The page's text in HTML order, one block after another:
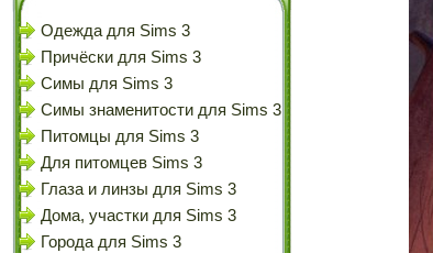
Одежда для Sims 3
Причёски для Sims 3
Симы для Sims 3
Симы знаменитости для Sims 3
Питомцы для Sims 3
Для питомцев Sims 3
Глаза и линзы для Sims 3
Дома, участки для Sims 3
Города для Sims 3